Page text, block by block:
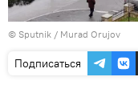
© Sputnik / Murad Orujov
Подписаться